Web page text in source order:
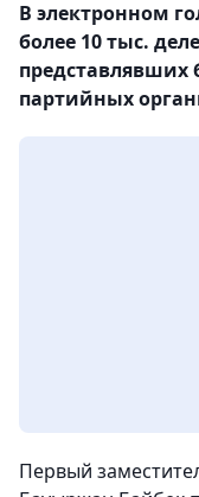
В электронном
более 10 тыс.
представлявших
партийных
Первый